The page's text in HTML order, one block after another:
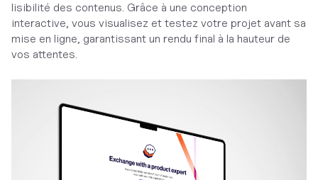
lisibilité des contenus. Grâce à une conception
interactive, vous visualisez et testez votre projet avant sa
mise en ligne, garantissant un rendu final à la hauteur de
vos attentes.